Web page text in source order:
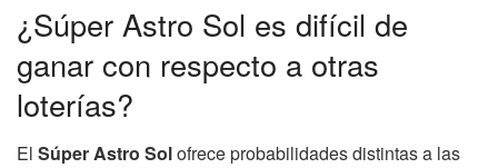
¿Súper Astro Sol es difícil de
ganar con respecto a otras
loterías?
El Súper Astro Solofrece probabilidades distintas a las